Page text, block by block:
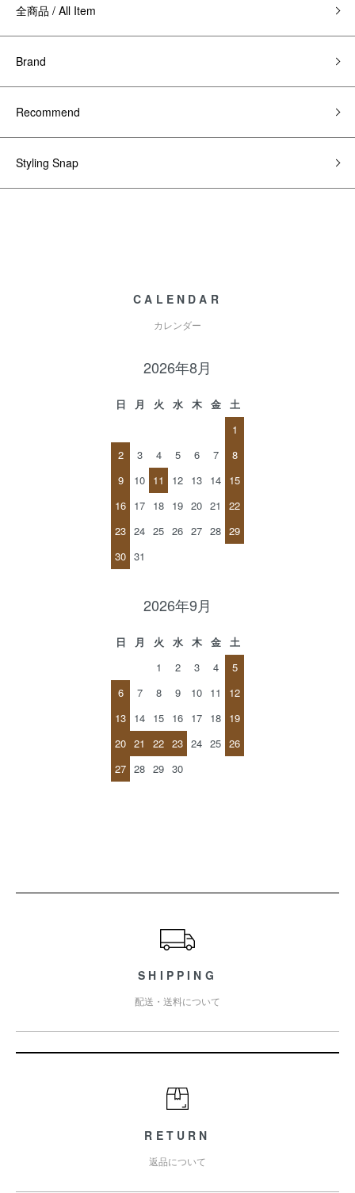
全商品 / All Item
Brand
Recommend
Styling Snap
CALENDAR
カレンダー
2026年8月
日 月 火 水 木 金
土
1
2
3 4 5 6 7
8
9
10 11 12 13 14 15
16 17 18 19 20 21
22
23 24 25 26 27 28 29
30 31
2026年9月
日 月 火 水 木 金
土
1
2 3 4
5
6
7 8 9 10 11
12
13 14 15 16 17 18 19
20 21 22 23 24 25 26
27 28 29 30
SHIPPING
配送・送料について
RETURN
返品について